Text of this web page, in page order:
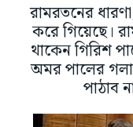
রামরতনের
করে গিয়েছে।
থাকেন গিরিশ
অমর পালের
পাঠাব